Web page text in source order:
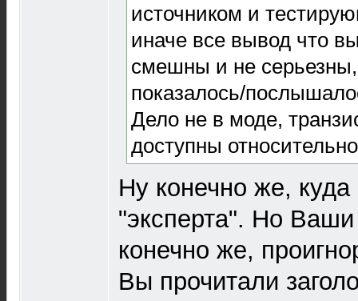
источником и
иначе все вывод что
смешны и не
показалось/
Дело не в моде,
доступны
Ну конечно же,
"эксперта". Но
конечно же,
Вы прочитали